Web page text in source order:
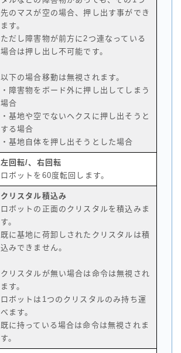
先のマスが空の場合、押し出す事ができ
ます。
ただし障害物が前方に2つ連なっている
場合は押し出し不可能です。
以下の場合移動は無視されます。
・障害物をボード外に押し出してしまう
場合
・基地や空でないヘクスに押し出そうと
する場合
・基地自体を押し出そうとした場合
左回転/、右回転
ロボットを60度転回します。
クリスタル積込み
ロボットの正面のクリスタルを積込みま
す。
既に基地に荷卸しされたクリスタルは積
込みできません。
クリスタルが無い場合は命令は無視され
ます。
ロボットは1つのクリスタルのみ持ち運
べます。
既に持っている場合は命令は無視されま
す。